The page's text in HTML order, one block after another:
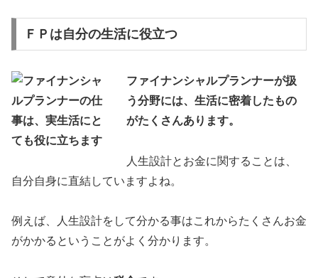
ＦＰは自分の生活に役立つ
ファイナンシャルプランナーが扱
う分野には、生活に密着したもの
がたくさんあります。
人生設計とお金に関することは、
自分自身に直結していますよね。
例えば、人生設計をして分かる事はこれからたくさんお金
がかかるということがよく分かります。